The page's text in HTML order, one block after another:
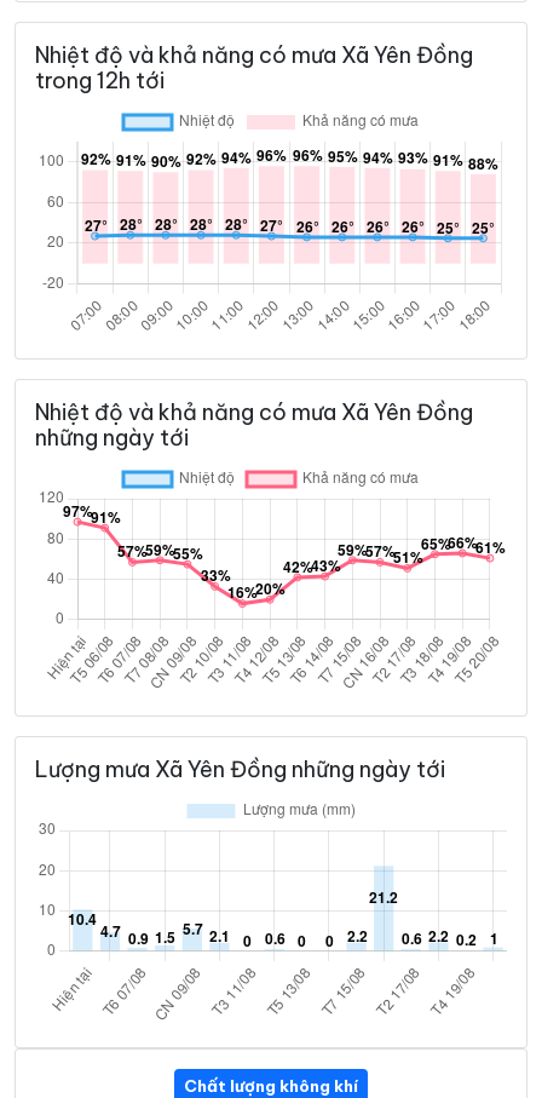
Nhiệt độ và khả năng có mưa Xã Yên Đồng
trong 12h tới
Nhiệt độ và khả năng có mưa Xã Yên Đồng
những ngày tới
Lượng mưa Xã Yên Đồng những ngày tới
Chất lượng không khí